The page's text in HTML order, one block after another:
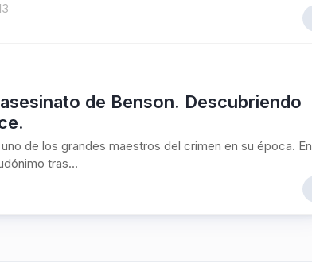
de Benson. Descubriendo
uno de los grandes maestros del crimen en su época. En
tras...